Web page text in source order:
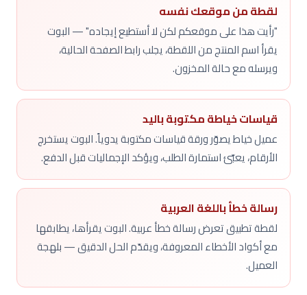
لقطة من موقعك نفسه
"رأيت هذا على موقعكم لكن لا أستطيع إيجاده" — البوت
يقرأ اسم المنتج من اللقطة، يجلب رابط الصفحة الحالية،
ويرسله مع حالة المخزون.
قياسات خياطة مكتوبة باليد
عميل خياط يصوّر ورقة قياسات مكتوبة يدوياً. البوت يستخرج
الأرقام، يعبّئ استمارة الطلب، ويؤكد الإجماليات قبل الدفع.
رسالة خطأ باللغة العربية
لقطة تطبيق تعرض رسالة خطأ عربية. البوت يقرأها، يطابقها
مع أكواد الأخطاء المعروفة، ويقدّم الحل الدقيق — بلهجة
العميل.